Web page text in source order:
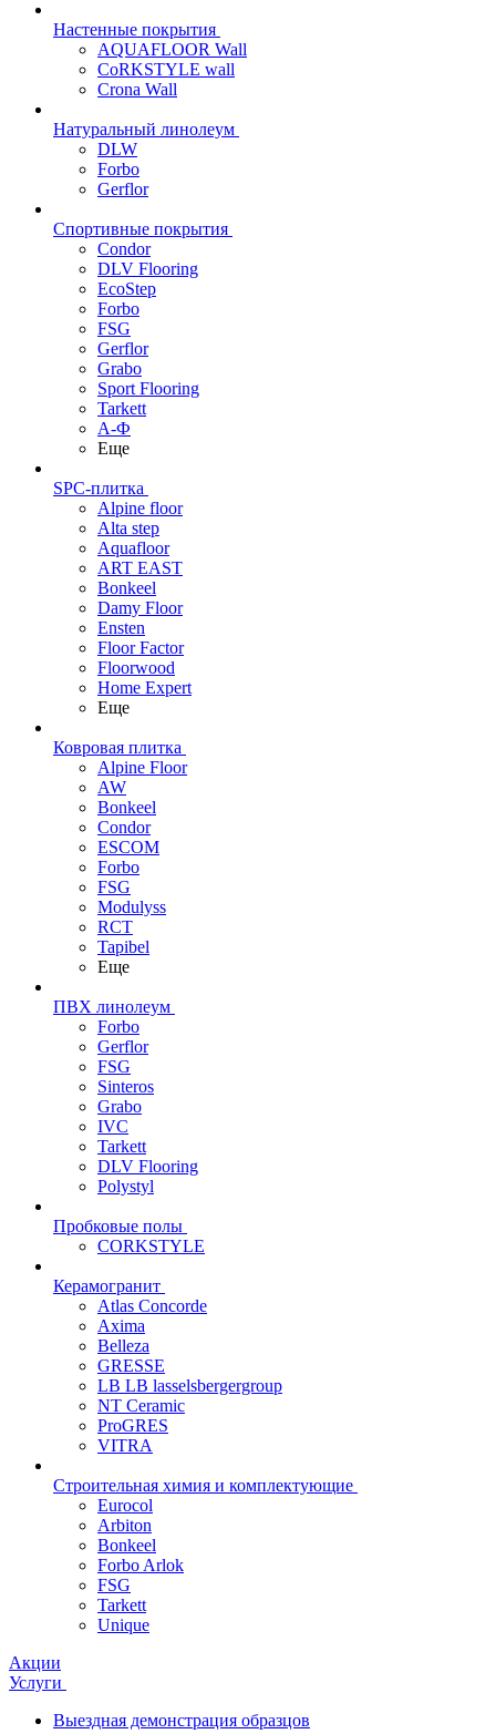
Настенные покрытия
AQUAFLOOR Wall
CoRKSTYLE wall
Crona Wall
Натуральный линолеум
DLW
Forbo
Gerflor
Спортивные покрытия
Condor
DLV Flooring
EcoStep
Forbo
FSG
Gerflor
Grabo
Sport Flooring
Tarkett
А-Ф
Еще
SPC-плитка
Alpine floor
Alta step
Aquafloor
ART EAST
Bonkeel
Damy Floor
Ensten
Floor Factor
Floorwood
Home Expert
Еще
Ковровая плитка
Alpine Floor
AW
Bonkeel
Condor
ESCOM
Forbo
FSG
Modulyss
RCT
Tapibel
Еще
ПВХ линолеум
Forbo
Gerflor
FSG
Sinteros
Grabo
IVC
Tarkett
DLV Flooring
Polystyl
Пробковые полы
CORKSTYLE
Керамогранит
Atlas Concorde
Axima
Belleza
GRESSE
LB LB lasselsbergergroup
NT Ceramic
ProGRES
VITRA
Строительная химия и комплектующие
Eurocol
Arbiton
Bonkeel
Forbo Arlok
FSG
Tarkett
Unique
Акции
Услуги
Выездная демонстрация образцов